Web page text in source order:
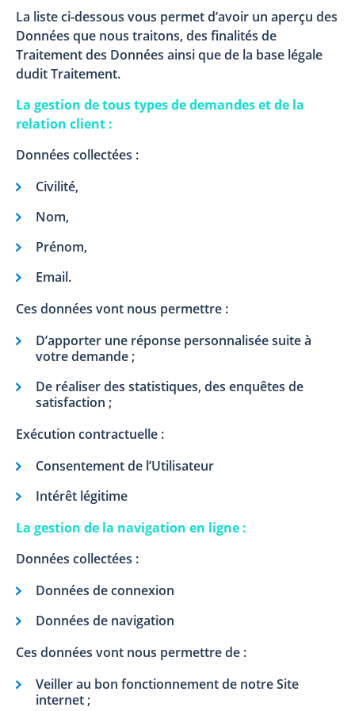
La liste ci-dessous vous permet d’avoir un aperçu des
Données que nous traitons, des finalités de
Traitement des Données ainsi que de la base légale
dudit Traitement.
La gestion de tous types de demandes et de la
relation client :
Données collectées :
Civilité,
Nom,
Prénom,
Email.
Ces données vont nous permettre :
D’apporter une réponse personnalisée suite à
votre demande ;
De réaliser des statistiques, des enquêtes de
satisfaction ;
Exécution contractuelle :
Consentement de l’Utilisateur
Intérêt légitime
La gestion de la navigation en ligne :
Données collectées :
Données de connexion
Données de navigation
Ces données vont nous permettre de :
Veiller au bon fonctionnement de notre Site
internet ;